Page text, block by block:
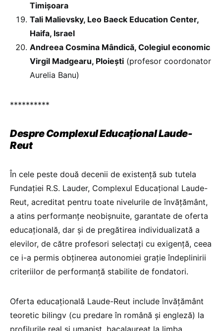
Timișoara
Tali Malievsky, Leo Baeck Education Center,
Haifa, Israel
Andreea Cosmina Mândică, Colegiul economic
Virgil Madgearu, Ploiești (profesor coordonator
Aurelia Banu)
**********
Despre Complexul Educațional Laude-
Reut
În cele peste două decenii de existență sub tutela
Fundaţiei R.S. Lauder, Complexul Educațional Laude-
Reut, acreditat pentru toate nivelurile de învăţământ,
a atins performanțe neobișnuite, garantate de oferta
educațională, dar și de pregătirea individualizată a
elevilor, de către profesori selectați cu exigență, ceea
ce i-a permis obținerea autonomiei grație îndeplinirii
criteriilor de performanță stabilite de fondatori.
Oferta educațională Laude-Reut include învățământ
teoretic bilingv (cu predare în română și engleză) la